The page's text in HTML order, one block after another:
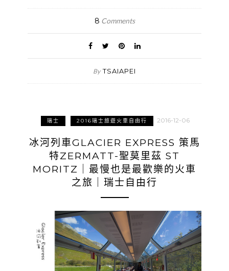
8 Comments
By TSAIAPEI
瑞士 2016瑞士旅遊火車自由行 2016-12-06
冰河列車GLACIER EXPRESS 策馬
特ZERMATT-聖莫里茲 ST
MORITZ｜最慢也是最歡樂的火車
之旅｜瑞士自由行